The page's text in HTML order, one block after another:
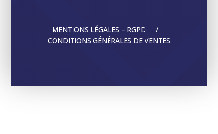
MENTIONS LÉGALES – RGPD /
CONDITIONS GÉNÉRALES DE VENTES